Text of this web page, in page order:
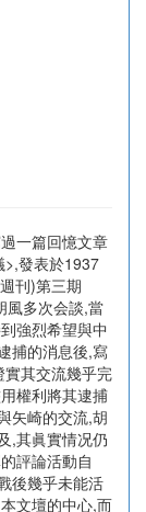
一篇回憶文章
發表於1937
刊)第三期
風多次会談,當
強烈希望與中
捕的消息後,寫
其交流幾乎完
權利將其逮捕
矢崎的交流,胡
,其眞實情况仍
評論活動自
後幾乎未能活
文壇的中心,而